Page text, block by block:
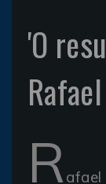
'O
Rafael